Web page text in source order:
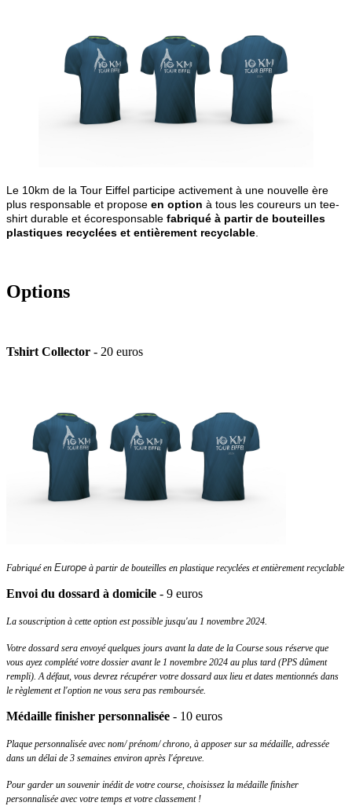
Le 10km de la Tour Eiffel participe activement à une nouvelle ère
plus responsable et propose en option à tous les coureurs un tee-
shirt durable et écoresponsable fabriqué à partir de bouteilles
plastiques recyclées et entièrement recyclable
Options
Tshirt Collector - 20 euros
Fabriqué en Europe à partir de bouteilles en plastique recyclées et entièrement recyclable
Envoi du dossard à domicile - 9 euros
La souscription à cette option est possible jusqu'au 1 novembre 2024.
Votre dossard sera envoyé quelques jours avant la date de la Course sous réserve que
vous ayez complété votre dossier avant le 1 novembre 2024 au plus tard (PPS dûment
rempli). A défaut, vous devrez récupérer votre dossard aux lieu et dates mentionnés dans
le règlement et l'option ne vous sera pas remboursée.
Médaille finisher personnalisée - 10 euros
Plaque personnalisée avec nom/ prénom/ chrono, à apposer sur sa médaille, adressée
dans un délai de 3 semaines environ après l'épreuve.
Pour garder un souvenir inédit de votre course, choisissez la médaille finisher
personnalisée avec votre temps et votre classement !